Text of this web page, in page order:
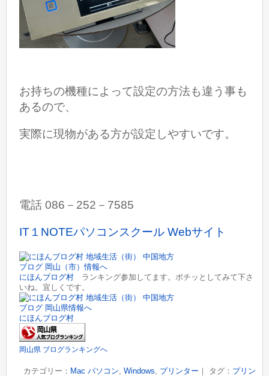
お持ちの機種によって設定の方法も違う事も
あるので、
実際に現物がある方が設定しやすいです。
電話 086－252－7585
IT１NOTEパソコンスクール Webサイト
にほんブログ村 ランキング参加してます。ポチッとしてみて下さ
いね。宜しくです。
にほんブログ村
岡山県 ブログランキングへ
カテゴリー： Mac パソコン, Windows, プリンター ｜ タグ： プリン